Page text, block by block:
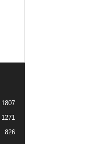
1807
1271
826